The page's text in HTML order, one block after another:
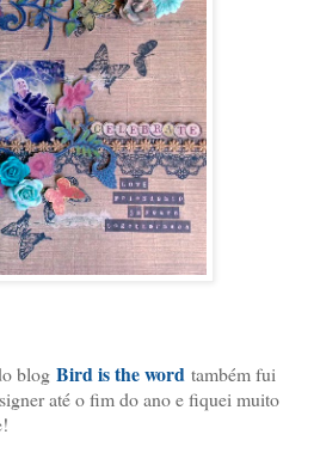
blog Bird is the word também fui
até o fim do ano e fiquei muito